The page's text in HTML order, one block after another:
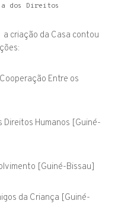
dos Direitos
criação da Casa contou
Entre os
Direitos Humanos [Guiné-
[Guiné-Bissau]
da Criança [Guiné-